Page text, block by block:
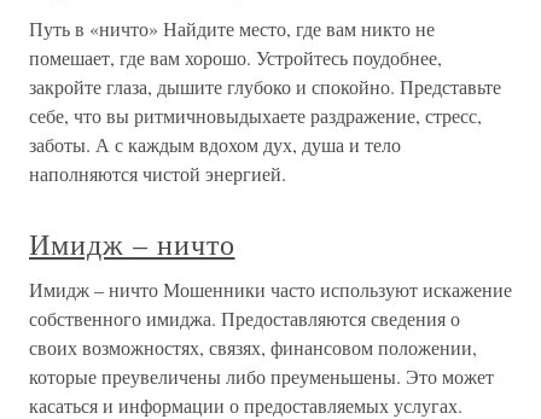
Путь в «ничто» Найдите место, где вам никто не
помешает, где вам хорошо. Устройтесь поудобнее,
закройте глаза, дышите глубоко и спокойно. Представьте
себе, что вы ритмичновыдыхаете раздражение, стресс,
заботы. А с каждым вдохом дух, душа и тело
наполняются чистой энергией.
Имидж – ничто
Имидж – ничто Мошенники часто используют искажение
собственного имиджа. Предоставляются сведения о
своих возможностях, связях, финансовом положении,
которые преувеличены либо преуменьшены. Это может
касаться и информации о предоставляемых услугах.